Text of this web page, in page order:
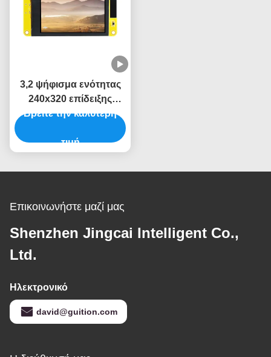
3,2 ψήφισμα ενότητας
240x320 επίδειξης
ίντσας TFT LVGL LCD
Βρείτε την καλύτερη
τιμή
Επικοινωνήστε μαζί μας
Shenzhen Jingcai Intelligent Co.,
Ltd.
Ηλεκτρονικό
david@guition.com